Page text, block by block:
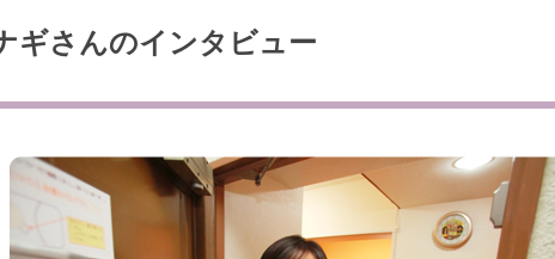
さんのインタビュー